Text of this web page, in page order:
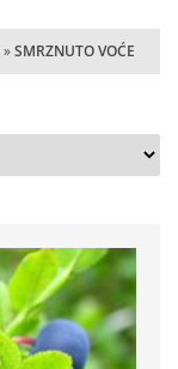
»SMRZNUTO VOĆE